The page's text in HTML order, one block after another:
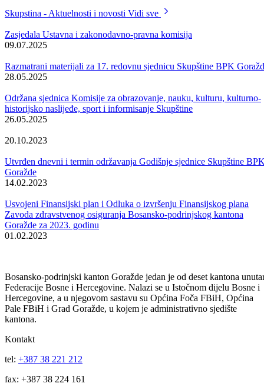
Komisija za urbanizam, prostorno uređenje, stambeno-komunalnu
politiku i infrastrukturu i zaštitu okoliša Skupštine Bosansko-
je prijedlog Odluke o davanju saglasnosti o statusu potkrovnih
u ulicama: Maršala Tita, Meha Drljevića i Jusufa Duhovića u
Komisija nema primjedbi na prijedlog Odluke te svojim zaključkom
Skupstina - Aktuelnosti i novosti Vidi sve